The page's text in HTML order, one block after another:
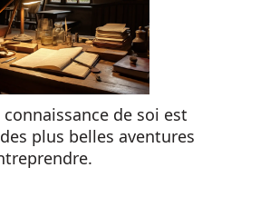
connaissance de soi est
plus belles aventures